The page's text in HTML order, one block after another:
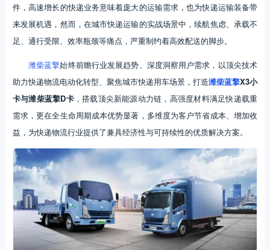
件，高速增长的快递业务意味着庞大的运输需求，也为快递运输装备带
来发展机遇，然而，在城市快递运输的实战场景中，续航焦虑、承载不
足、通行受限、效率瓶颈等痛点，严重制约着高效配送的脚步。
潍柴蓝擎始终前瞻行业发展趋势、深度洞察用户需求，以顶尖技术
助力快递物流电动化转型、聚焦城市快递用车场景，打造潍柴蓝擎X3小
卡与潍柴蓝擎D卡，搭载顶尖新能源动力链，高强度材料满足快递载重
需求，更在全生命周期成本优势显著，多维度为客户节省成本、增加收
益，为快递物流行业提供了兼具经济性与可持续性的优质解决方案。